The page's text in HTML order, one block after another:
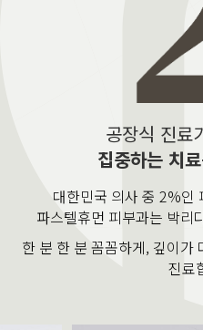
공장식 진료
집중하는 치
대한민국 의사 중 2%인
파스텔휴먼 피부과는 박리
한 분 한 분 꼼꼼하게, 깊이가
진료